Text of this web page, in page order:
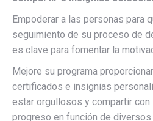
Empoderar a las personas para
seguimiento de su proceso de
es clave para fomentar la
Mejore su programa
certificados e insignias
estar orgullosos y compartir
progreso en función de